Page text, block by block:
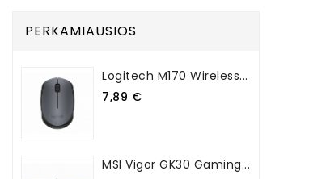
PERKAMIAUSIOS
Logitech M170 Wireless...
7,89 €
MSI Vigor GK30 Gaming...